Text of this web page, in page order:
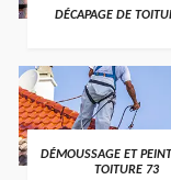
DÉCAPAGE DE
DÉMOUSSAGE ET
TOITURE 73